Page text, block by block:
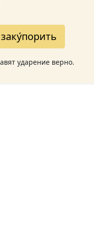
заку́порить
ударение верно.